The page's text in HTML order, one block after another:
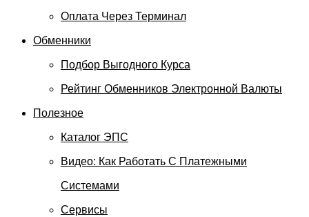
Оплата Через Терминал
Обменники
Подбор Выгодного Курса
Рейтинг Обменников Электронной Валюты
Полезное
Каталог ЭПС
Видео: Как Работать С Платежными
Системами
Сервисы